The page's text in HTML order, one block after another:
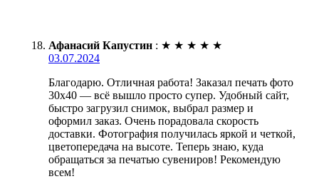
Афанасий Капустин : ★ ★ ★ ★ ★
03.07.2024
Благодарю. Отличная работа! Заказал печать фото
30х40 — всё вышло просто супер. Удобный сайт,
быстро загрузил снимок, выбрал размер и
оформил заказ. Очень порадовала скорость
доставки. Фотография получилась яркой и четкой,
цветопередача на высоте. Теперь знаю, куда
обращаться за печатью сувениров! Рекомендую
всем!